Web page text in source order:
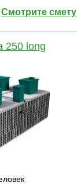
Смотрите смету
250 long